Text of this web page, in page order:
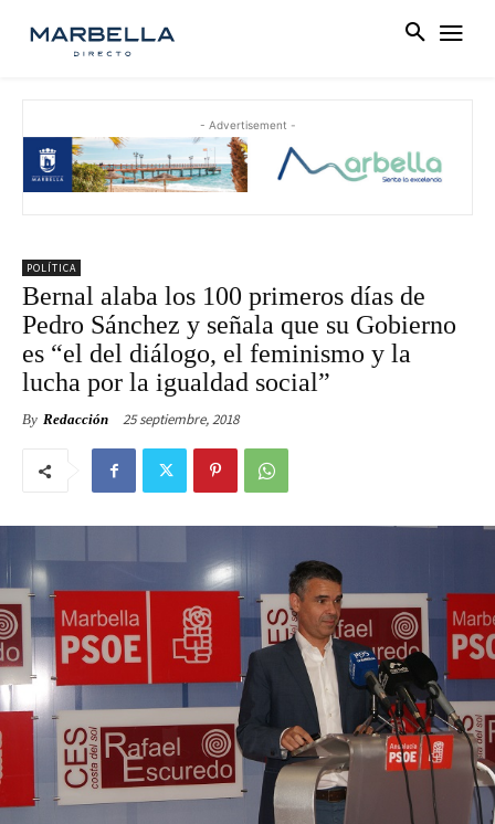
- Advertisement -
POLÍTICA
Bernal alaba los 100 primeros días de
Pedro Sánchez y señala que su Gobierno
es “el del diálogo, el feminismo y la
lucha por la igualdad social”
By Redacción 25 septiembre, 2018